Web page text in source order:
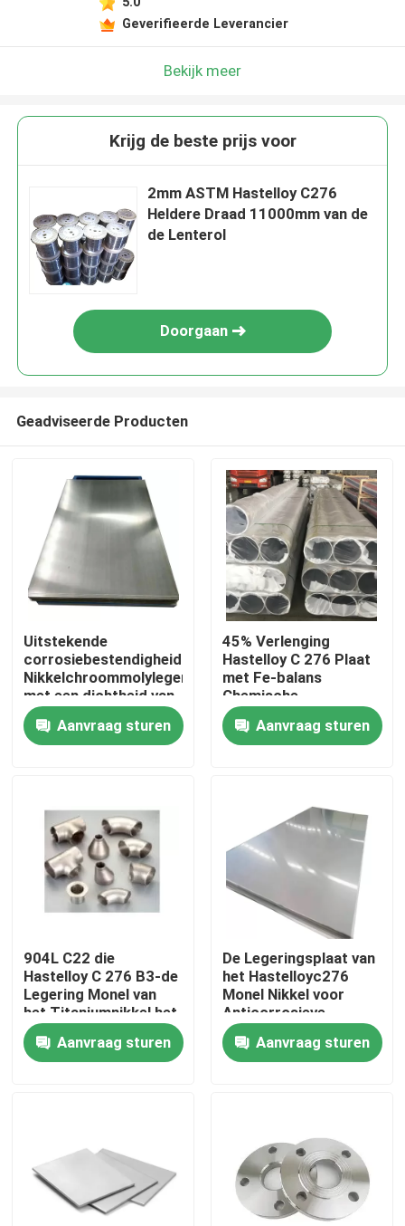
Huis
Ongeveer ons
Fabrieksreis
Contacteer ons
Inconel 600 Materiaal
Incoloy 800-materiaal
Inconel 718 Materiaal
Geverifieerde Leverancier
Bekijk meer
Krijg de beste prijs voor
2mm ASTM Hastelloy C276
Heldere Draad 11000mm van de
de Lenterol
Doorgaan
Geadviseerde Producten
Uitstekende
corrosiebestendigheid
Nikkelchroommolylegering
met een dichtheid van
8,89 G/cm3
Aanvraag sturen
45% Verlenging
Hastelloy C 276 Plaat
met Fe-balans
Chemische
samenstelling
Aanvraag sturen
904L C22 die
Hastelloy C 276 B3-de
Legering Monel van
het Titaniumnikkel het
Naadloze Roestvrije
Koolstofstaal van het
Aluminiumkoper
Aanvraag sturen
De Legeringsplaat van
het Hastelloyc276
Monel Nikkel voor
Anticorrosieve
Werkomgeving
Aanvraag sturen